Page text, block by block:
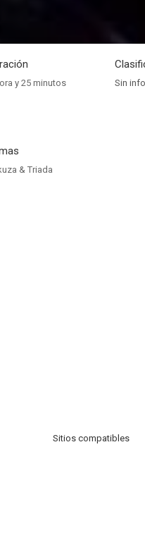
y 25 minutos Sin
& Triada
Sitios compatibles